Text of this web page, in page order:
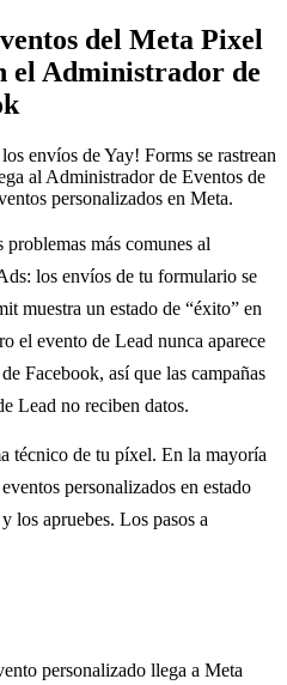
del Meta Pixel
el Administrador de
envíos de Yay! Forms se rastrean
al Administrador de Eventos de
personalizados en Meta.
más comunes al
los envíos de tu formulario se
muestra un estado de “éxito” en
el evento de Lead nunca aparece
Facebook, así que las campañas
Lead no reciben datos.
técnico de tu píxel. En la mayoría
personalizados en estado
los apruebes. Los pasos a
personalizado llega a Meta